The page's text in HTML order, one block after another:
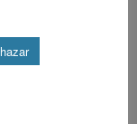
en todo
conocemos lo
sin cambio